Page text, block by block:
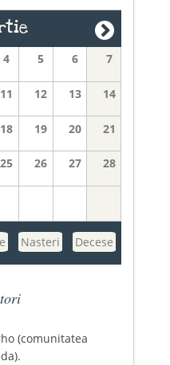
4 5 6 7
11 12 13 14
18 19 20 21
25 26 27 28
Nasteri Decese
(comunitatea